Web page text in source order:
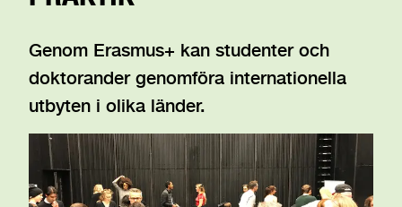
Genom Erasmus+ kan studenter och
doktorander genomföra internationella
utbyten i olika länder.